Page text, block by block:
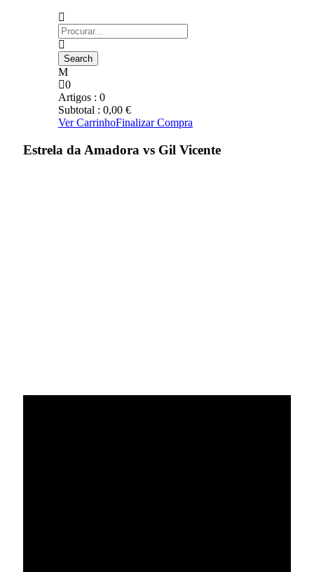
0
Artigos : 0
Subtotal : 0,00 €
Ver CarrinhoFinalizar Compra
Estrela da Amadora vs Gil Vicente